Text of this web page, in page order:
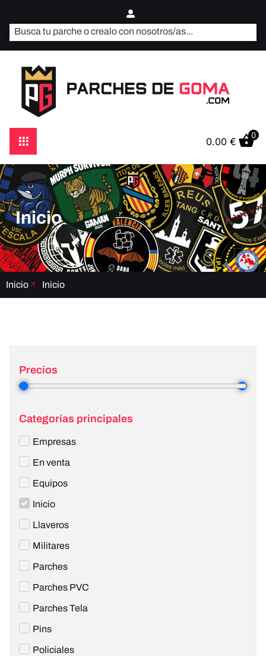
0.00 €
0
Inicio
Inicio Inicio
Precios
Categorías principales
Empresas
En venta
Equipos
Inicio
Llaveros
Militares
Parches
Parches PVC
Parches Tela
Pins
Policiales